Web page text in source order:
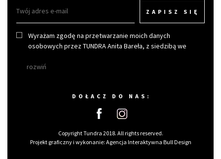
ZAPISZ SIĘ
Wyrażam zgodę na przetwarzanie moich danych
osobowych przez TUNDRA Anita Bareła, z siedzibą we
rozwiń
DOŁACZ DO NAS:
Copyright Tundra 2018. All rights reserved.
Projekt graficzny i wykonanie: Agencja Interaktywna Bull Design